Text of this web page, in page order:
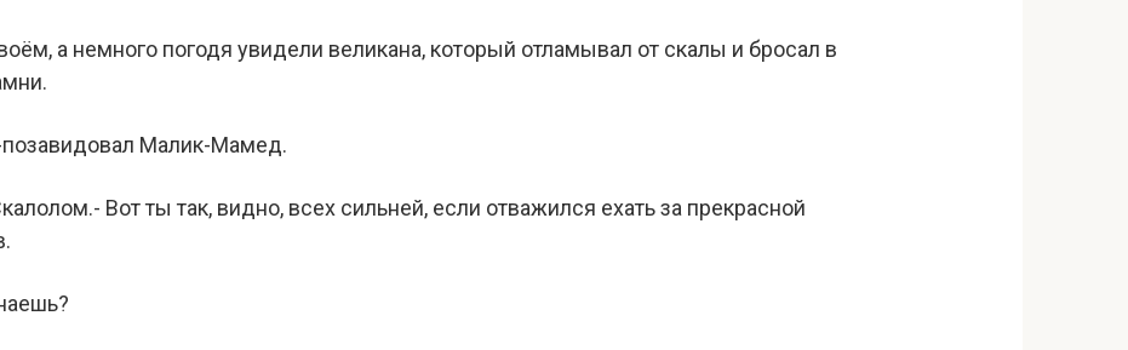
а немного погодя увидели великана, который отламывал от скалы и бросал в
Малик-Мамед.
Вот ты так, видно, всех сильней, если отважился ехать за прекрасной